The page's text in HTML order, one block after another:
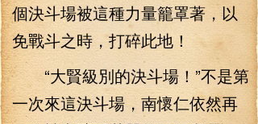
個決斗場被這種力量籠罩著，以
免戰斗之時，打碎此地！
“大賢級別的決斗場！”不是第
一次來這決斗場，南懷仁依然再